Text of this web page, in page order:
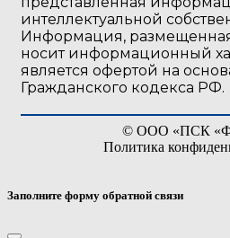
интеллектуальной
Информация,
носит информационный
является офертой на
Гражданского кодекса РФ.
© ООО «ПСК
Политика
Заполните форму обратной связи